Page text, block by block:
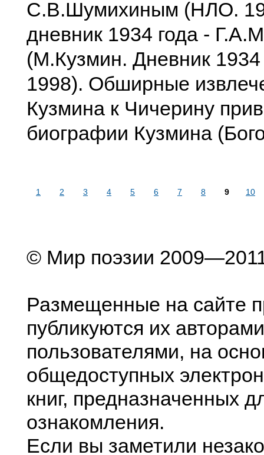
С.В.Шумихиным (НЛО.
дневник 1934 года -
(М.Кузмин. Дневник
1998). Обширные
Кузмина к Чичерину
биографии Кузмина
1 2 3 4 5 6 7 8 9 10
© Мир поэзии
Размещенные на сайте
публикуются их
пользователями, на
общедоступных
книг, предназначенных
ознакомления.
Если вы заметили